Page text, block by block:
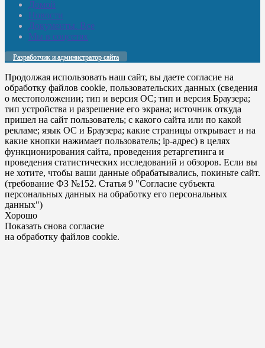
Домой
Новости
Документы. Все
Мы в соцсетях
Разработчик и администратор сайта
Продолжая использовать наш сайт, вы даете согласие на
обработку файлов cookie, пользовательских данных (сведения
о местоположении; тип и версия ОС; тип и версия Браузера;
тип устройства и разрешение его экрана; источник откуда
пришел на сайт пользователь; с какого сайта или по какой
рекламе; язык ОС и Браузера; какие страницы открывает и на
какие кнопки нажимает пользователь; ip-адрес) в целях
функционирования сайта, проведения ретаргетинга и
проведения статистических исследований и обзоров. Если вы
не хотите, чтобы ваши данные обрабатывались, покиньте сайт.
(требование ФЗ №152. Статья 9 "Согласие субъекта
персональных данных на обработку его персональных
данных")
Хорошо
Показать снова согласие
на обработку файлов cookie.